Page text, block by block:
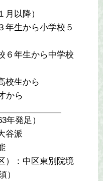
月以降）
年生から小学校５
６年生から中学校
校生から
から
年発足）
谷派
）：中区東別院境
）